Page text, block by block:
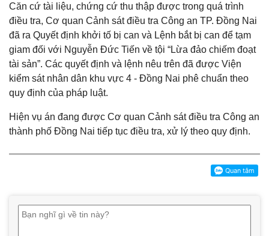
Căn cứ tài liệu, chứng cứ thu thập được trong quá trình
điều tra, Cơ quan Cảnh sát điều tra Công an TP. Đồng Nai
đã ra Quyết định khởi tố bị can và Lệnh bắt bị can để tạm
giam đối với Nguyễn Đức Tiến về tội “Lừa đảo chiếm đoạt
tài sản”. Các quyết định và lệnh nêu trên đã được Viện
kiểm sát nhân dân khu vực 4 - Đồng Nai phê chuẩn theo
quy định của pháp luật.
Hiện vụ án đang được Cơ quan Cảnh sát điều tra Công an
thành phố Đồng Nai tiếp tục điều tra, xử lý theo quy định.